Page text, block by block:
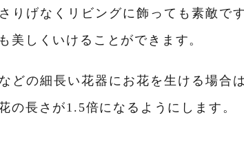
りげなくリビングに飾っても素敵で
美しくいけることができます。
どの細長い花器にお花を生ける場合
の長さが1.5倍になるようにします。